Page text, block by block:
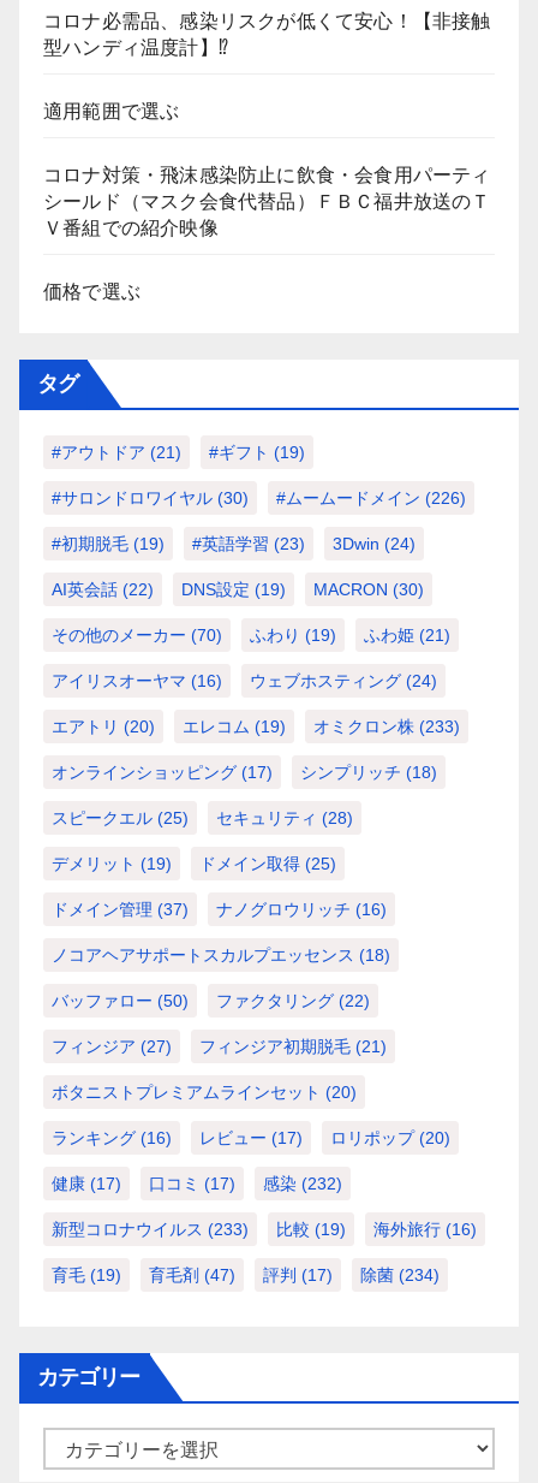
コロナ必需品、感染リスクが低くて安心！【非接触
型ハンディ温度計】⁉
適用範囲で選ぶ
コロナ対策・飛沫感染防止に飲食・会食用パーティ
シールド（マスク会食代替品）ＦＢＣ福井放送のＴ
Ｖ番組での紹介映像
価格で選ぶ
タグ
#アウトドア (21) #ギフト (19)
#サロンドロワイヤル (30) #ムームードメイン (226)
#初期脱毛 (19) #英語学習 (23) 3Dwin (24)
AI英会話 (22) DNS設定 (19) MACRON (30)
その他のメーカー (70) ふわり (19) ふわ姫 (21)
アイリスオーヤマ (16) ウェブホスティング (24)
エアトリ (20) エレコム (19) オミクロン株 (233)
オンラインショッピング (17) シンプリッチ (18)
スピークエル (25) セキュリティ (28)
デメリット (19) ドメイン取得 (25)
ドメイン管理 (37) ナノグロウリッチ (16)
ノコアヘアサポートスカルプエッセンス (18)
バッファロー (50) ファクタリング (22)
フィンジア (27) フィンジア初期脱毛 (21)
ボタニストプレミアムラインセット (20)
ランキング (16) レビュー (17) ロリポップ(20)
健康 (17) 口コミ (17) 感染 (232)
新型コロナウイルス (233) 比較 (19) 海外旅行 (16)
育毛 (19) 育毛剤 (47) 評判 (17) 除菌 (234)
カテゴリー